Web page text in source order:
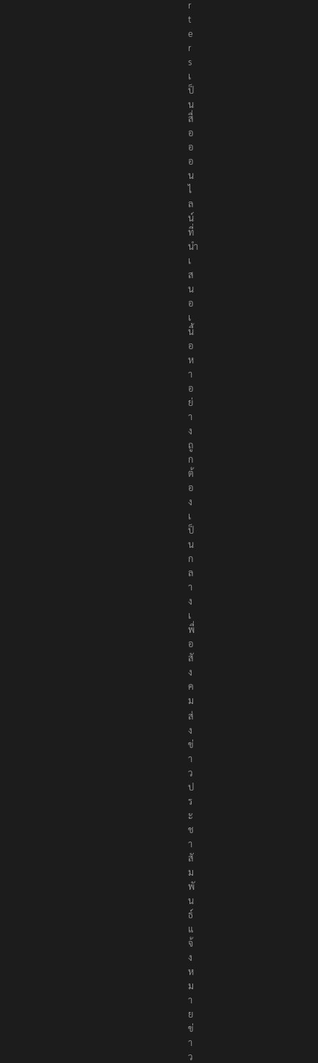
r
t
e
r
s
เ
ป็
น
สื่
อ
อ
อ
น
ไ
ล
น์
ที่
นำ
เ
ส
น
อ
เ
นื้
อ
ห
า
อ
ย่
า
ง
ถู
ก
ต้
อ
ง
เ
ป็
น
ก
ล
า
ง
เ
พื่
อ
สั
ง
ค
ม
ส่
ง
ข่
า
ว
ป
ร
ะ
ช
า
สั
ม
พั
น
ธ์
แ
จ้
ง
ห
ม
า
ย
ข่
า
ว